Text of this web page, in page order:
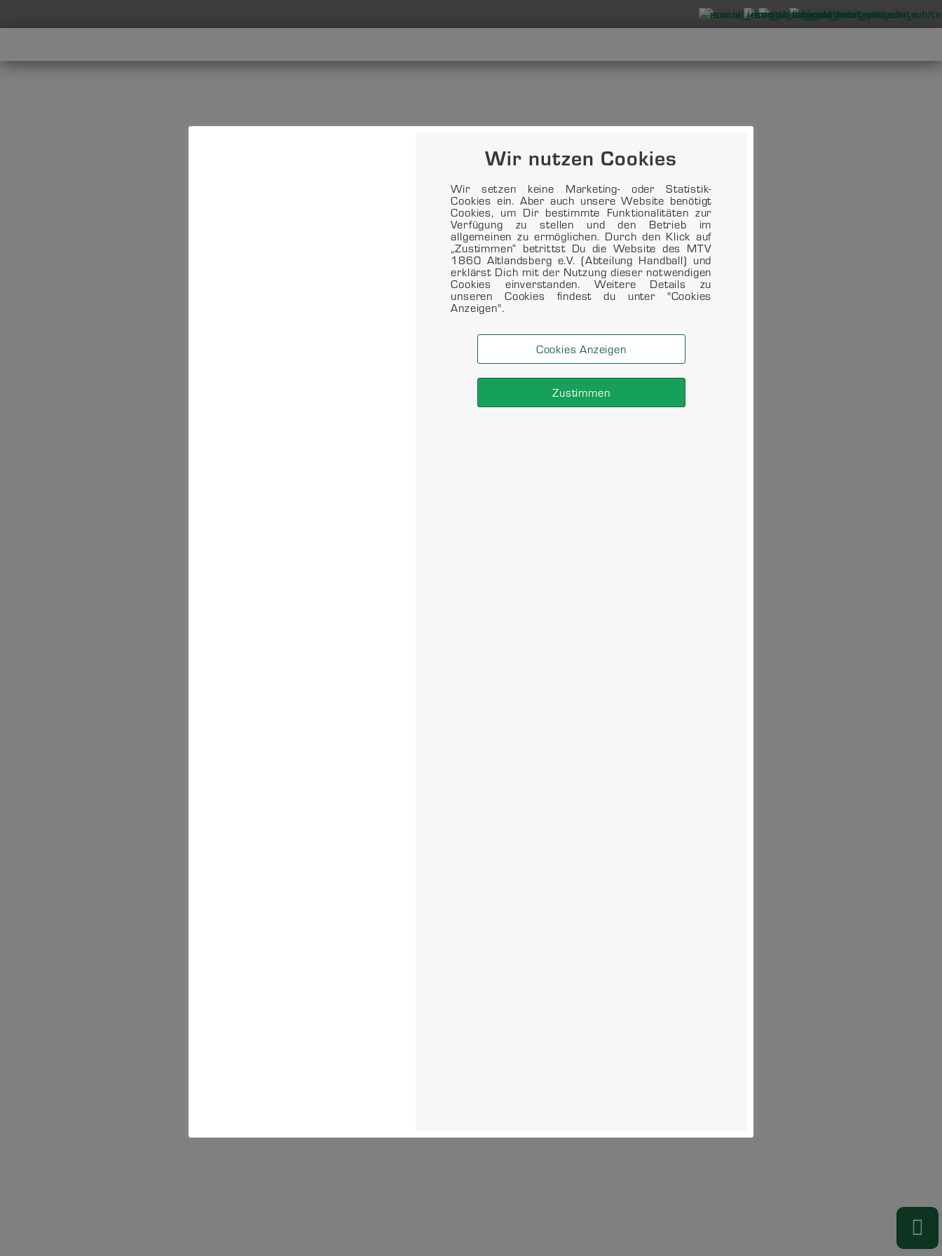
Wir nutzen Cookies
Wir setzen keine Marketing- oder Statistik-
Cookies ein. Aber auch unsere Website benötigt
Cookies, um Dir bestimmte Funktionalitäten zur
Verfügung zu stellen und den Betrieb im
allgemeinen zu ermöglichen. Durch den Klick auf
„Zustimmen“ betrittst Du die Website des MTV
1860 Altlandsberg e.V. (Abteilung Handball) und
erklärst Dich mit der Nutzung dieser notwendigen
Cookies einverstanden. Weitere Details zu
unseren Cookies findest du unter "Cookies
Anzeigen".
Cookies Anzeigen
Zustimmen